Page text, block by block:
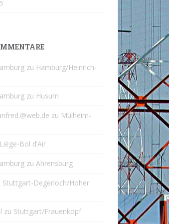
zu Hamburg/Heinrich-
zu Husum
zu Mülheim-
Liège-Bol d’Air
zu Ahrensburg
Stuttgart-Degerloch/Hoher
zu Stuttgart/Frauenkopf